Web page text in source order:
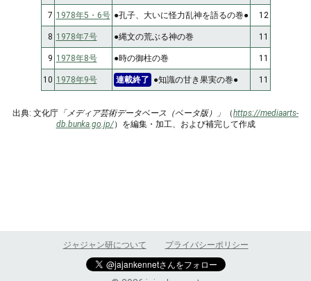
7 1978年5・6号 ●孔子、大いに怪力乱神を語るの巻● 12
8 1978年7号 ●縄文の荒ぶる神の巻 11
9 1978年8号 ●時の御柱の巻 11
10 1978年9号 連載終了 ●知識の甘き果実の巻● 11
出典: 文化庁 「メディア芸術データベース（ベータ版）」 （https://mediaarts-
db.bunka.go.jp/）を編集・加工、および補完して作成
ジャジャン研について プライバシーポリシー